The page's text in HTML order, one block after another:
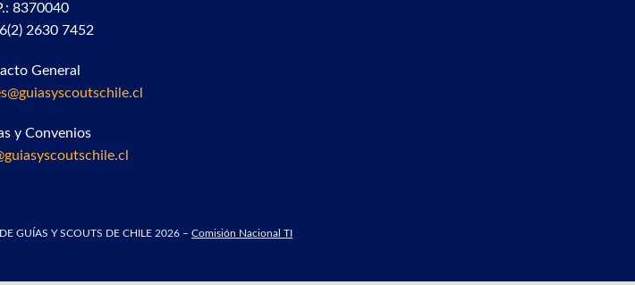
8370040
2630 7452
General
y Convenios
GUÍAS Y SCOUTS DE CHILE 2026 – Comisión Nacional TI